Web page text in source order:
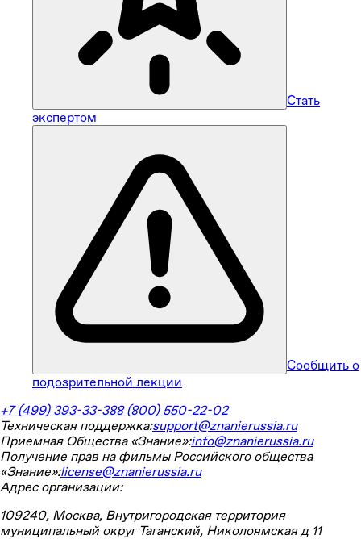
Стать
экспертом
Сообщить о
подозрительной лекции
+7 (499) 393-33-388 (800) 550-22-02
Техническая поддержка:support@znanierussia.ru
Приемная Общества «Знание»:info@znanierussia.ru
Получение прав на фильмы Российского общества
«Знание»:license@znanierussia.ru
Адрес организации:
109240, Москва, Внутригородская территория
муниципальный округ Таганский, Николоямская д 11